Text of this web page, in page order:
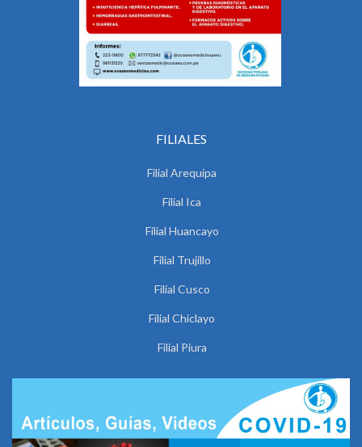
FILIALES
Filial Arequipa
Filial Ica
Filial Huancayo
Filial Trujillo
Filial Cusco
Filial Chiclayo
Filial Piura